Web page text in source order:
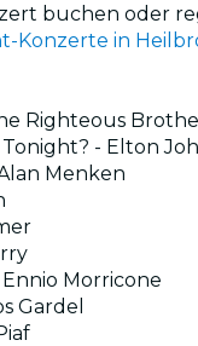
buchen oder
Konzerte in
Righteous
- Elton
Menken
Morricone
Gardel